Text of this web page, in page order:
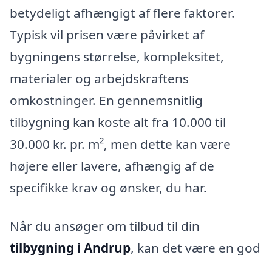
betydeligt afhængigt af flere faktorer.
Typisk vil prisen være påvirket af
bygningens størrelse, kompleksitet,
materialer og arbejdskraftens
omkostninger. En gennemsnitlig
tilbygning kan koste alt fra 10.000 til
30.000 kr. pr. m², men dette kan være
højere eller lavere, afhængig af de
specifikke krav og ønsker, du har.
Når du ansøger om tilbud til din
tilbygning i Andrup, kan det være en god